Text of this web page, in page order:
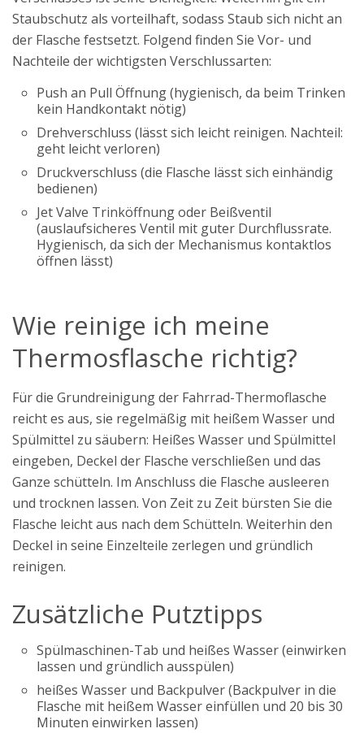
Staubschutz als vorteilhaft, sodass Staub sich nicht an
der Flasche festsetzt. Folgend finden Sie Vor- und
Nachteile der wichtigsten Verschlussarten:
Push an Pull Öffnung (hygienisch, da beim Trinken
kein Handkontakt nötig)
Drehverschluss (lässt sich leicht reinigen. Nachteil:
geht leicht verloren)
Druckverschluss (die Flasche lässt sich einhändig
bedienen)
Jet Valve Trinköffnung oder Beißventil
(auslaufsicheres Ventil mit guter Durchflussrate.
Hygienisch, da sich der Mechanismus kontaktlos
öffnen lässt)
Wie reinige ich meine
Thermosflasche richtig?
Für die Grundreinigung der Fahrrad-Thermoflasche
reicht es aus, sie regelmäßig mit heißem Wasser und
Spülmittel zu säubern: Heißes Wasser und Spülmittel
eingeben, Deckel der Flasche verschließen und das
Ganze schütteln. Im Anschluss die Flasche ausleeren
und trocknen lassen. Von Zeit zu Zeit bürsten Sie die
Flasche leicht aus nach dem Schütteln. Weiterhin den
Deckel in seine Einzelteile zerlegen und gründlich
reinigen.
Zusätzliche Putztipps
Spülmaschinen-Tab und heißes Wasser (einwirken
lassen und gründlich ausspülen)
heißes Wasser und Backpulver (Backpulver in die
Flasche mit heißem Wasser einfüllen und 20 bis 30
Minuten einwirken lassen)